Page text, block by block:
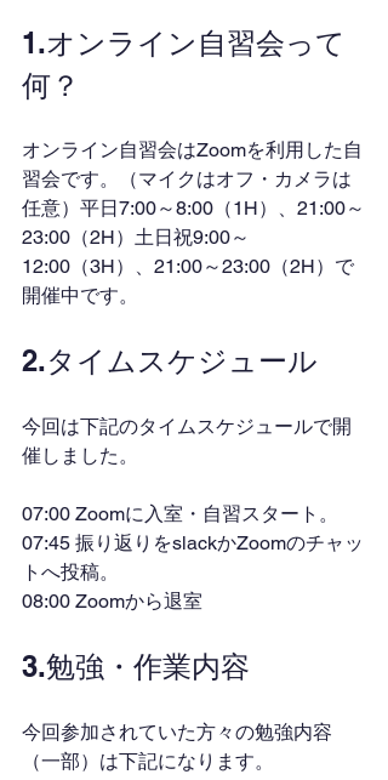
1.オンライン自習会って
何？
オンライン自習会はZoomを利用した自
習会です。（マイクはオフ・カメラは
任意）平日7:00～8:00（1H）、21:00～
23:00（2H）土日祝9:00～
12:00（3H）、21:00～23:00（2H）で
開催中です。
2.タイムスケジュール
今回は下記のタイムスケジュールで開
催しました。
07:00 Zoomに入室・自習スタート。
07:45 振り返りをslackかZoomのチャッ
トへ投稿。
08:00 Zoomから退室
3.勉強・作業内容
今回参加されていた方々の勉強内容
（一部）は下記になります。